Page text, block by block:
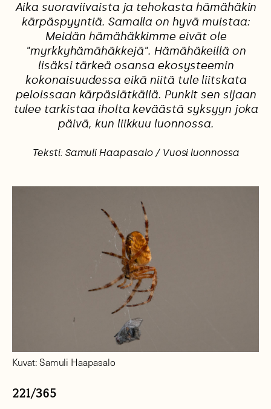
Aika suoraviivaista ja tehokasta hämähäkin
kärpäspyyntiä. Samalla on hyvä muistaa:
Meidän hämähäkkimme eivät ole
"myrkkyhämähäkkejä". Hämähäkeillä on
lisäksi tärkeä osansa ekosysteemin
kokonaisuudessa eikä niitä tule liitskata
peloissaan kärpäslätkällä. Punkit sen sijaan
tulee tarkistaa iholta keväästä syksyyn joka
päivä, kun liikkuu luonnossa.
Teksti: Samuli Haapasalo / Vuosi luonnossa
Kuvat: Samuli Haapasalo
221/365